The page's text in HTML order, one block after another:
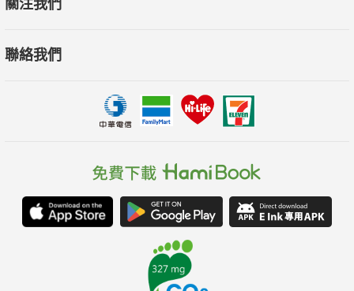
關注我們
聯絡我們